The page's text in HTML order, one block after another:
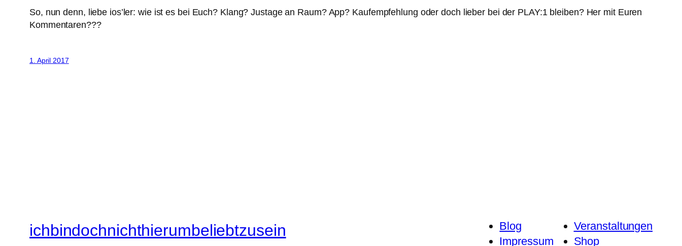
So, nun denn, liebe ios’ler: wie ist es bei Euch? Klang? Justage an Raum? App? Kaufempfehlung oder doch lieber bei der PLAY:1 bleiben? Her mit Euren
Kommentaren???
1. April 2017
ichbindochnichthierumbeliebtzusein
Blog
Impressum
Veranstaltungen
Shop